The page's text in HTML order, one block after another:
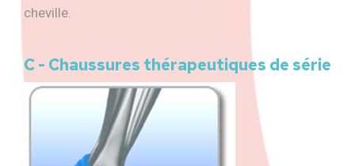
cheville.
C - Chaussures thérapeutiques de série